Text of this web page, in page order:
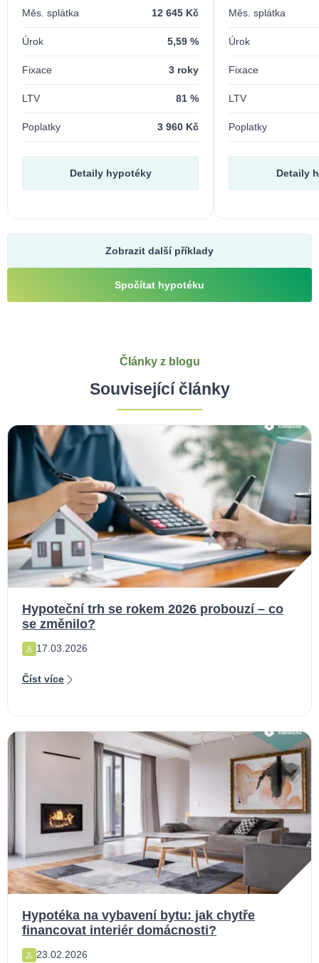
Měs. splátka 12 645 Kč
Úrok 5,59 %
Fixace 3 roky
LTV 81 %
Poplatky 3 960 Kč
Detaily hypotéky
Měs. splátka
Úrok
Fixace
LTV
Poplatky
Detaily
Zobrazit další příklady
Spočítat hypotéku
Články z blogu
Související články
Hypoteční trh se rokem 2026 probouzí – co
se změnilo?
17.03.2026
Číst více
Hypotéka na vybavení bytu: jak chytře
financovat interiér domácnosti?
23.02.2026